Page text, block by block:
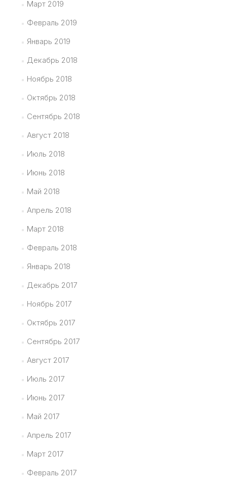
Март 2019
Февраль 2019
Январь 2019
Декабрь 2018
Ноябрь 2018
Октябрь 2018
Сентябрь 2018
Август 2018
Июль 2018
Июнь 2018
Май 2018
Апрель 2018
Март 2018
Февраль 2018
Январь 2018
Декабрь 2017
Ноябрь 2017
Октябрь 2017
Сентябрь 2017
Август 2017
Июль 2017
Июнь 2017
Май 2017
Апрель 2017
Март 2017
Февраль 2017